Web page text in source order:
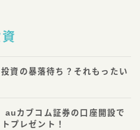
資の暴落待ち？それもったい
auカブコム証券の口座開設で
プレゼント！